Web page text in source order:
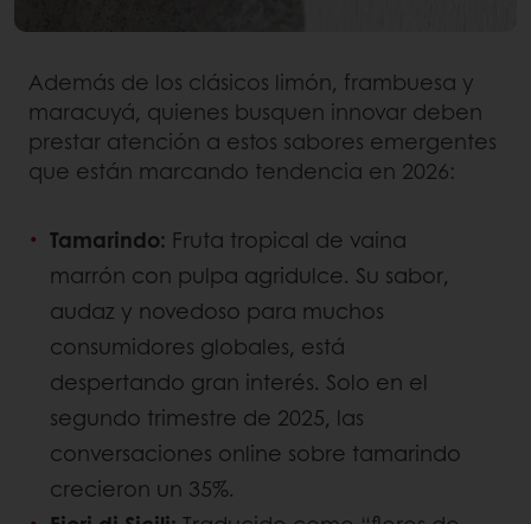
Además de los clásicos limón, frambuesa y
maracuyá, quienes busquen innovar deben
prestar atención a estos sabores emergentes
que están marcando tendencia en 2026:
Tamarindo: Fruta tropical de vaina
marrón con pulpa agridulce. Su sabor,
audaz y novedoso para muchos
consumidores globales, está
despertando gran interés. Solo en el
segundo trimestre de 2025, las
conversaciones online sobre tamarindo
crecieron un 35%.